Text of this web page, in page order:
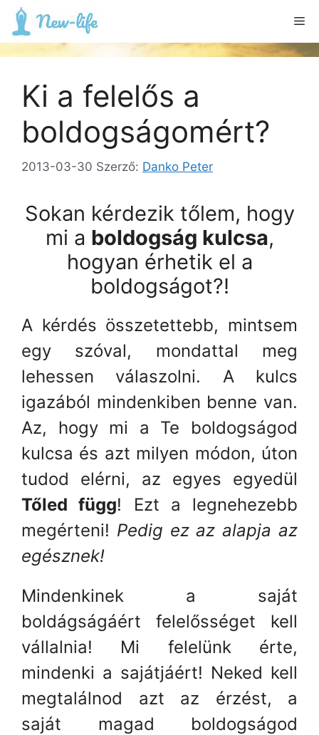
Kilépés
tartalomba
Ki a felelős a
boldogságomért?
2013-03-30 Szerző: Danko Peter
Sokan kérdezik tőlem, hogy
mi a boldogság kulcsa,
hogyan érhetik el a
boldogságot?!
A kérdés összetettebb, mintsem
egy szóval, mondattal meg
lehessen válaszolni. A kulcs
igazából mindenkiben benne van.
Az, hogy mi a Te boldogságod
kulcsa és azt milyen módon, úton
tudod elérni, az egyes egyedül
Tőled függ! Ezt a legnehezebb
megérteni! Pedig ez az alapja az
egésznek!
Mindenkinek a saját
boldágságáért felelősséget kell
vállalnia! Mi felelünk érte,
mindenki a sajátjáért! Neked kell
megtalálnod azt az érzést, a
saját magad boldogságod